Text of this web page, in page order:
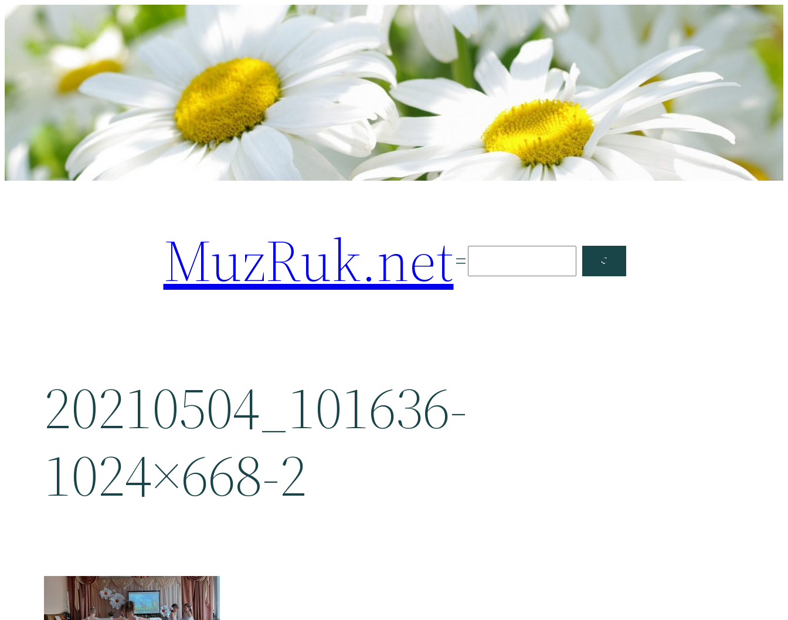
Перейти
содержимому
MuzRuk.net Facebook
20210504_101636-
1024×668-2